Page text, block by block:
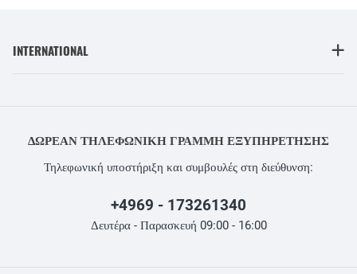
INTERNATIONAL
ΔΩΡΕΆΝ ΤΗΛΕΦΩΝΙΚΉ ΓΡΑΜΜΉ ΕΞΥΠΗΡΈΤΗΣΗΣ
Τηλεφωνική υποστήριξη και συμβουλές στη διεύθυνση:
+4969 - 173261340
Δευτέρα - Παρασκευή 09:00 - 16:00